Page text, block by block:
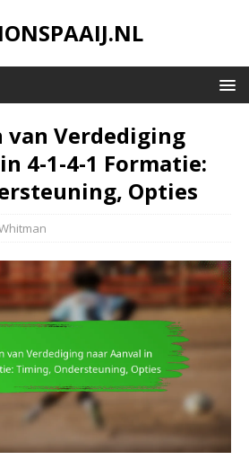
van Verdediging
4-1-4-1 Formatie:
Opties